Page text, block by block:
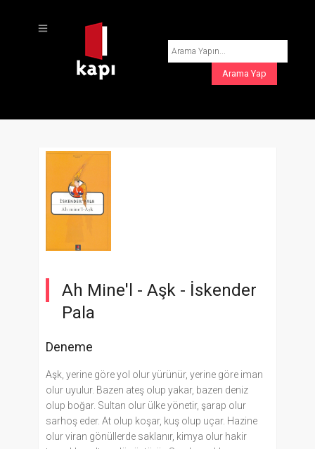
Ah Mine'l - Aşk - İskender
Pala
Deneme
Aşk, yerine göre yol olur yürünür, yerine göre iman
olur uyulur. Bazen ateş olup yakar, bazen deniz
olup boğar. Sultan olur ülke yönetir, şarap olur
sarhoş eder. At olup koşar, kuş olup uçar. Hazine
olur viran gönüllerde saklanır, kimya olur hakir